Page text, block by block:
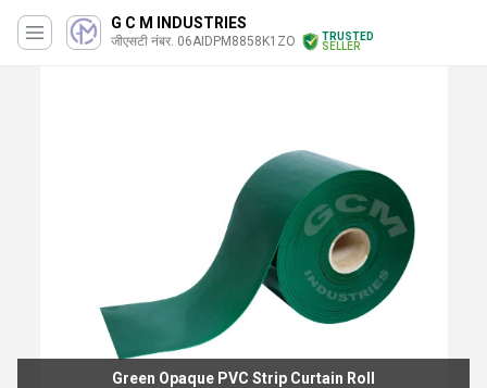
G C M INDUSTRIES
जीएसटी नंबर. 06AIDPM8858K1ZO
TRUSTED
SELLER
Green Opaque PVC Strip Curtain Roll